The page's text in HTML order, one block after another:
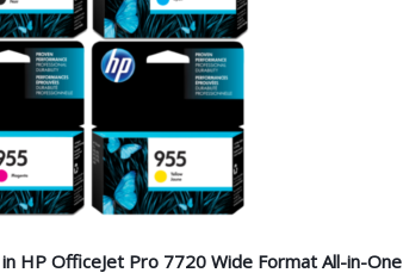
HP OfficeJet Pro 7720 Wide Format All-in-One